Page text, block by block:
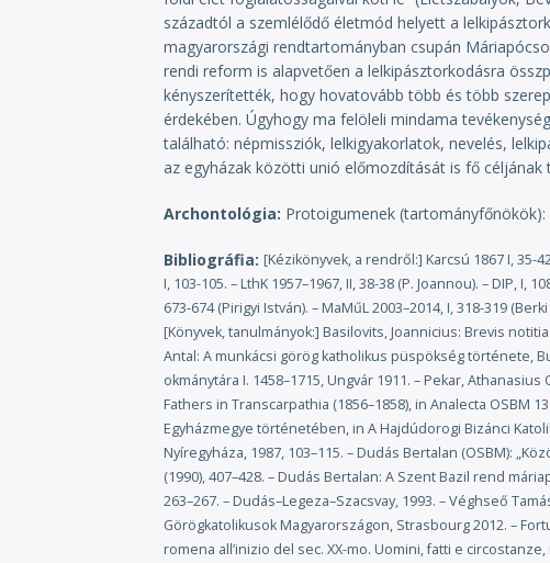
számukra terhes befolyásától. Úgy tűnik azonban,
nem kapott szentszéki megerősítést, noha a
1920 és 1932 közötti éveket). ■ II. József
kisebb, főleg máramarosi házat oszlattak fel (pl.
közepére itt is nyilvánvaló lett. 1852-ben IX. Pius
szerzetesrendjében és kongregációjában
Gaganecz József eperjesi püspökre bízta. Az 1856
szabályokat, amelyeket 1858-ban a munkácsi
„értekezleten” (zsinat) Firczák Gyula (1892–1912)
hanem saját „erőkkel”. A reform központi helyének
szerette volna elérni, hogy a reform végrehajtása
helyezzék a felügyelete alá. Az ungvári ház 1912-re
szamosújvári és a hajdúdorogi püspök is azzal állt
máriapócsi kolostornak a rendtartományból való
Homa Joákim protoigumen (1906–1931) inkább a
jezsuitákkal, hogy az ő segítségükkel valósulhasson
amelyen Papp Antal munkácsi püspök (1912–1924)
megvalósításához nem a ►galíciai baziliták, hanem
határváltozások miatt másképp alakultak az
nevezett Rutén Kongregációhoz való csatlakozással
tartomány kánoni felállításához vezetett. ■ (Terdik
századtól a szemlélődő életmód helyett a
magyarországi rendtartományban csupán
rendi reform is alapvetően a lelkipásztorkodásra
kényszerítették, hogy hovatovább több és több
érdekében. Úgyhogy ma felöleli mindama
található: népmissziók, lelkigyakorlatok, nevelés,
az egyházak közötti unió előmozdítását is fő céljának
Archontológia Protoigumenek (tartományfőnökök):
Bibliográfia [Kézikönyvek, a rendről:] Karcsú 1867 I, 35-
I, 103-105. – LthK 1957–1967, II, 38-38 (P. Joannou). – DIP, I,
673-674 (Pirigyi István). – MaMűL 2003–2014, I, 318-319
[Könyvek, tanulmányok:] Basilovits, Joannicius: Brevis
Antal: A munkácsi görög katholikus püspökség története,
okmánytára I. 1458–1715, Ungvár 1911. – Pekar,
Fathers in Transcarpathia (1856–1858), in Analecta OSBM
Egyházmegye történetében, in A Hajdúdorogi Bizánci
Nyíregyháza, 1987, 103–115. – Dudás Bertalan (OSBM):
(1990), 407–428. – Dudás Bertalan: A Szent Bazil rend
263–267. – Dudás–Legeza–Szacsvay, 1993. – Véghseő
Görögkatolikusok Magyarországon, Strasbourg 2012. –
romena all’inizio del sec. XX-mo. Uomini, fatti e